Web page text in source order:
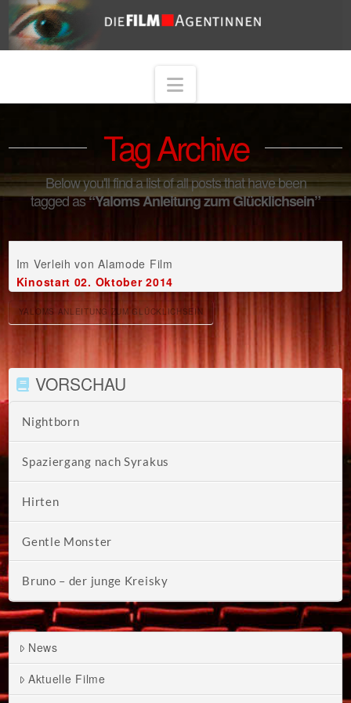
Navigation
Tag Archive
Below you'll find a list of all posts that have been
tagged as“Yaloms Anleitung zum Glücklichsein”
Im Verleih von Alamode Film
Kinostart 02. Oktober 2014
YALOMS ANLEITUNG ZUM GLÜCKLICHSEIN
VORSCHAU
Nightborn
Spaziergang nach Syrakus
Hirten
Gentle Monster
Bruno – der junge Kreisky
News
Aktuelle Filme